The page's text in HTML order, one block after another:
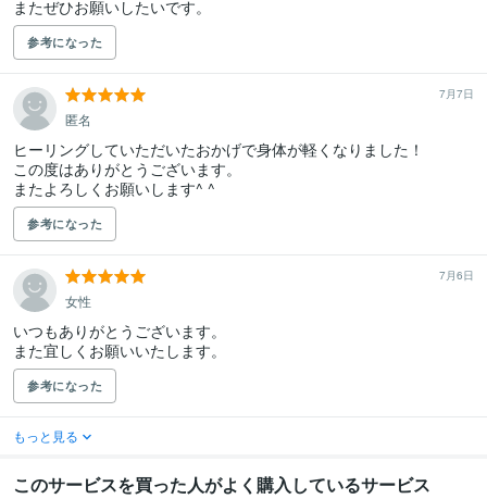
参考になった
7月7日
匿名
ヒーリングしていただいたおかげで身体が軽くなりました！
この度はありがとうございます。
またよろしくお願いします^ ^
参考になった
7月6日
女性
いつもありがとうございます。
また宜しくお願いいたします。
参考になった
もっと見る
このサービスを買った人がよく購入しているサービス